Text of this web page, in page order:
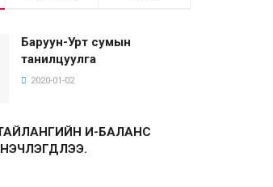
Баруун-Урт сумын
танилцуулга
2020-01-02
ТАЙЛАНГИЙН И-БАЛАНС